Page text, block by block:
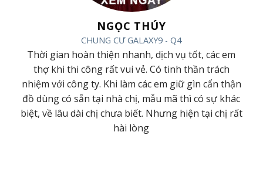
NGỌC THÚY
CHUNG CƯ GALAXY9 - Q4
Thời gian hoàn thiện nhanh, dịch vụ tốt, các em
thợ khi thi công rất vui vẻ. Có tinh thần trách
nhiệm với công ty. Khi làm các em giữ gìn cẩn thận
đồ dùng có sẵn tại nhà chị, mẫu mã thì có sự khác
biệt, về lâu dài chị chưa biết. Nhưng hiện tại chị rất
hài lòng